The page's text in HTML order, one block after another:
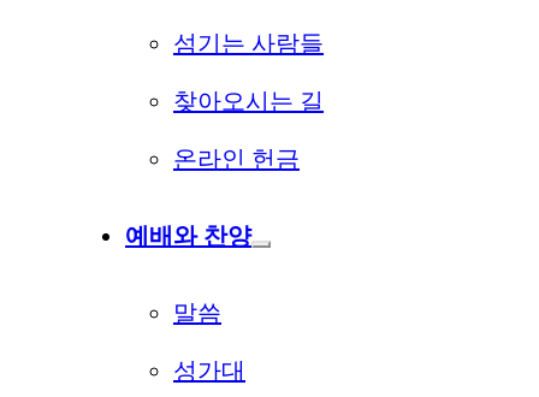
섬기는 사람들
찾아오시는 길
온라인 헌금
예배와 찬양
말씀
성가대